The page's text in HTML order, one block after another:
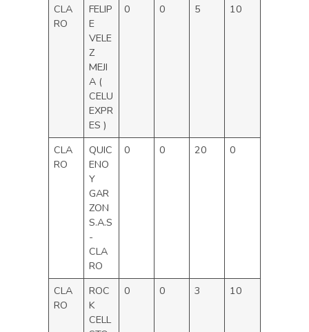
CLA
RO
FELIP
E
VELE
Z
MEJI
A (
CELU
EXPR
ES )
0 0 5 10
CLA
RO
QUIC
ENO
Y
GAR
ZON
S.A.S
-
CLA
RO
0 0 20 0
CLA
RO
ROC
K
CELL
0 0 3 10